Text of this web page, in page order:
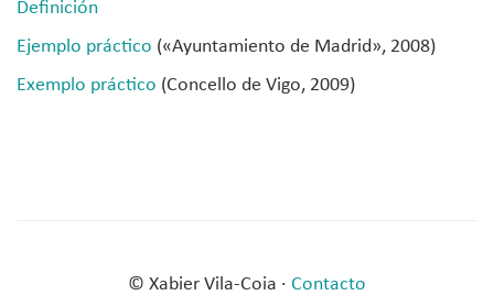
Definición
Ejemplo práctico («Ayuntamiento de Madrid», 2008)
Exemplo práctico (Concello de Vigo, 2009)
© Xabier Vila-Coia · Contacto